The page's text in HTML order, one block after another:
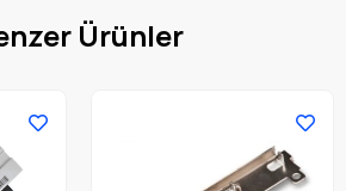
Ürünler